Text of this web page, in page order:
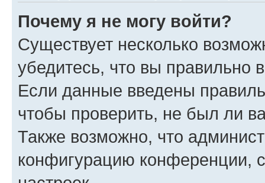
Почему я не могу войти?
Существует несколько
убедитесь, что вы правильно
Если данные введены
чтобы проверить, не был ли
Также возможно, что
конфигурацию конференции,